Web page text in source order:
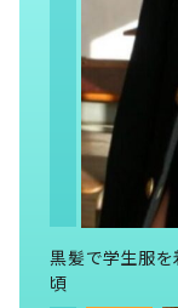
黒髪で学生服
頃